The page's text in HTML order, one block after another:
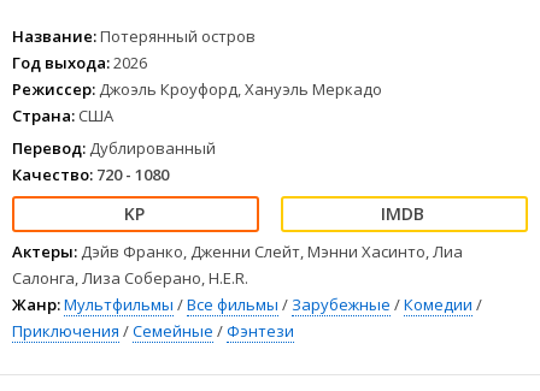
Название:Потерянный остров
Год выхода:2026
Режиссер: Джоэль Кроуфорд, Хануэль Меркадо
Страна: США
Перевод: Дублированный
Качество: 720 - 1080
Актеры: Дэйв Франко, Дженни Слейт, Мэнни Хасинто, Лиа
Салонга, Лиза Соберано, H.E.R.
Жанр:Мультфильмы /Все фильмы / Зарубежные /Комедии /
Приключения /Семейные /Фэнтези